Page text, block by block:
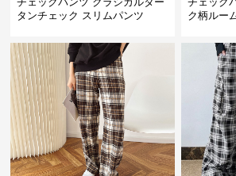
タンチェック スリムパンツ
ク柄ルー